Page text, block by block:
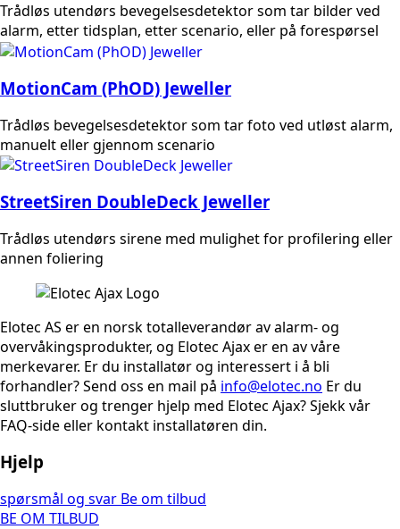
Trådløs utendørs bevegelsesdetektor som tar bilder ved
alarm, etter tidsplan, etter scenario, eller på forespørsel
MotionCam (PhOD) Jeweller
Trådløs bevegelsesdetektor som tar foto ved utløst alarm,
manuelt eller gjennom scenario
StreetSiren DoubleDeck Jeweller
Trådløs utendørs sirene med mulighet for profilering eller
annen foliering
Elotec AS er en norsk totalleverandør av alarm- og
overvåkingsprodukter, og Elotec Ajax er en av våre
merkevarer. Er du installatør og interessert i å bli
forhandler? Send oss en mail på info@elotec.no Er du
sluttbruker og trenger hjelp med Elotec Ajax? Sjekk vår
FAQ-side eller kontakt installatøren din.
Hjelp
spørsmål og svar Be om tilbud
BE OM TILBUD